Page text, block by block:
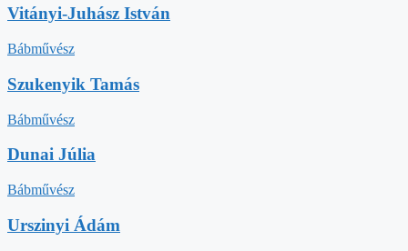
Vitányi-Juhász István
Bábművész
Szukenyik Tamás
Bábművész
Dunai Júlia
Bábművész
Urszinyi Ádám